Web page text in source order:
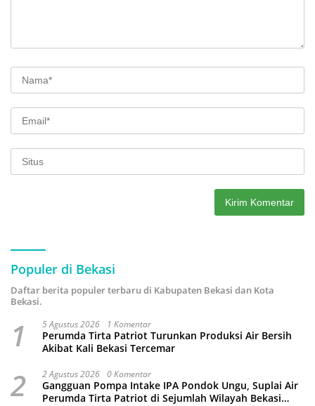
Populer di Bekasi
Daftar berita populer terbaru di Kabupaten Bekasi dan Kota
Bekasi.
1 5 Agustus 2026 1 Komentar
Perumda Tirta Patriot Turunkan Produksi Air Bersih
Akibat Kali Bekasi Tercemar
2 2 Agustus 2026 0 Komentar
Gangguan Pompa Intake IPA Pondok Ungu, Suplai Air
Perumda Tirta Patriot di Sejumlah Wilayah Bekasi